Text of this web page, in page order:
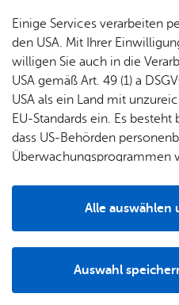
Ämter
A–Z
Diens
t­leis­
tun­gen
A–Z
For­
fent­li­
che
Be­
kannt­
ma­
chun­
& TV
Pres­se
Bil­
dung
& Be­
treu­
ung
Potz­
be­
treu­
ung
Schu­
len
Zu­stän­dig­keit
Ab­tei­lung Steu­ern
Ade­nau­er­platz 1
Tel. +49 7541 203 51230
Einige Services verarbeiten
den USA. Mit Ihrer
willigen Sie auch in die
USA gemäß Art. 49 (1) a
USA als ein Land mit
EU-Standards ein. Es
dass US-Behörden
Überwachungsprogrammen
Auswahl
Alle auswählen